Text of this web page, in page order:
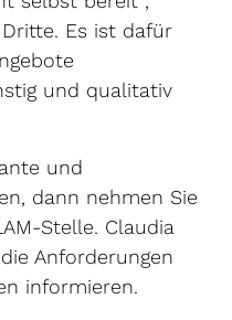
Es ist dafür
und qualitativ
und
dann nehmen Sie
Stelle. Claudia
Anforderungen
informieren.